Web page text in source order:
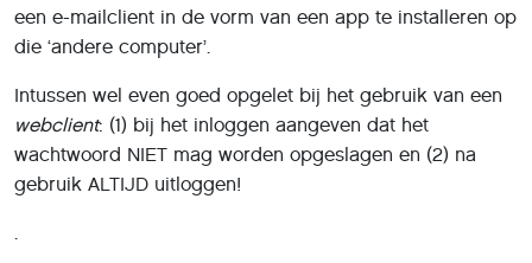
een e-mailclient in de vorm van een app te installeren op
die ‘andere computer’.
Intussen wel even goed opgelet bij het gebruik van een
webclient: (1) bij het inloggen aangeven dat het
wachtwoord NIET mag worden opgeslagen en (2) na
gebruik ALTIJD uitloggen!
.